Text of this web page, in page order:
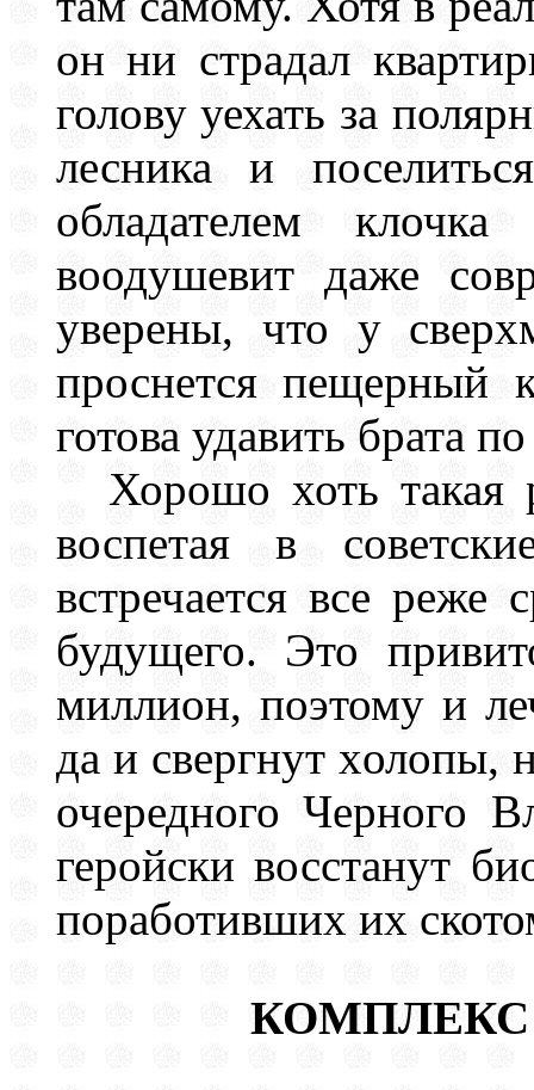
он ни страдал
голову уехать за
лесника и
обладателем
воодушевит даже
уверены, что у
проснется пещерный
готова удавить брата
Хорошо хоть такая
воспетая в
встречается все реже
будущего. Это
миллион, поэтому и
да и свергнут холопы,
очередного Черного
геройски восстанут
поработивших их